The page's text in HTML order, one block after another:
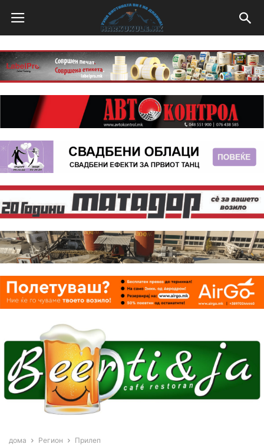
дома Регион Прилеп